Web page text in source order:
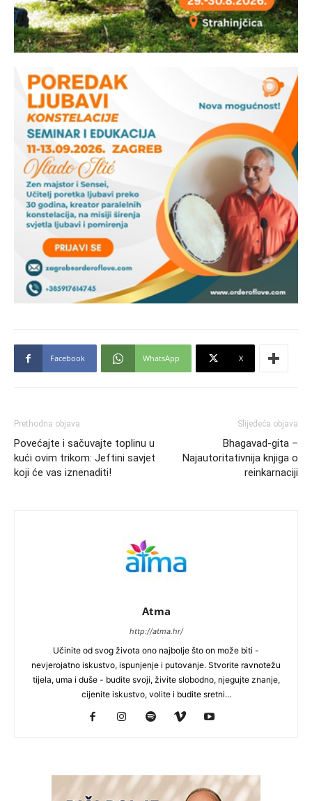
Facebook WhatsApp X
Prethodna objava
Povećajte i sačuvajte toplinu u
kući ovim trikom: Jeftini savjet
koji će vas iznenaditi!
Slijedeća objava
Bhagavad-gita –
Najautoritativnija knjiga o
reinkarnaciji
Atma
http://atma.hr/
Učinite od svog života ono najbolje što on može biti -
nevjerojatno iskustvo, ispunjenje i putovanje. Stvorite ravnotežu
tijela, uma i duše - budite svoji, živite slobodno, njegujte znanje,
cijenite iskustvo, volite i budite sretni...